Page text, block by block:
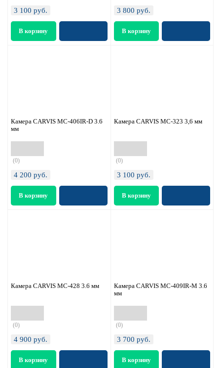
3 100 руб. 3 800 руб.
Камера CARVIS MC-406IR-D 3.6
мм
(0)
4 200 руб.
Камера CARVIS MC-323 3,6 мм
(0)
3 100 руб.
Камера CARVIS MC-428 3.6 мм
(0)
4 900 руб.
Камера CARVIS MС-409IR-M 3.6
мм
(0)
3 700 руб.